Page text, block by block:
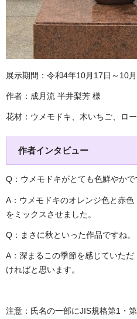
展示期間：令和4年10月17日～10
作者：成月流 半井梨芳 様
花材：ウメモドキ、木いちご、ロ
作者インタビュー
Q：ウメモドキがとても色鮮やかで
A：ウメモドキのオレンジ色と赤色
をミックスさせました。
Q：まさに秋といった作品ですね。
A：深まるこの季節を感じていただ
ければと思います。
注意：氏名の一部にJIS規格第1・第